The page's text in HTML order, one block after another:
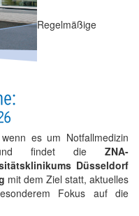
Regelmäßige
es um Notfallmedizin
findet die ZNA-
Düsseldorf
mit dem Ziel statt, aktuelles
Fokus auf die